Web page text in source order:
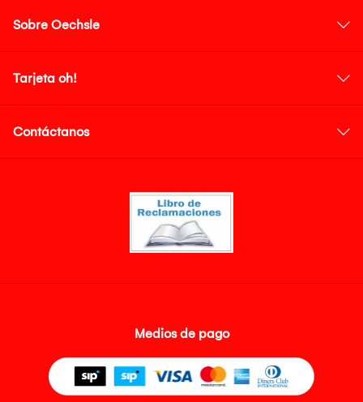
Sobre Oechsle
Tarjeta oh!
Contáctanos
Medios de pago